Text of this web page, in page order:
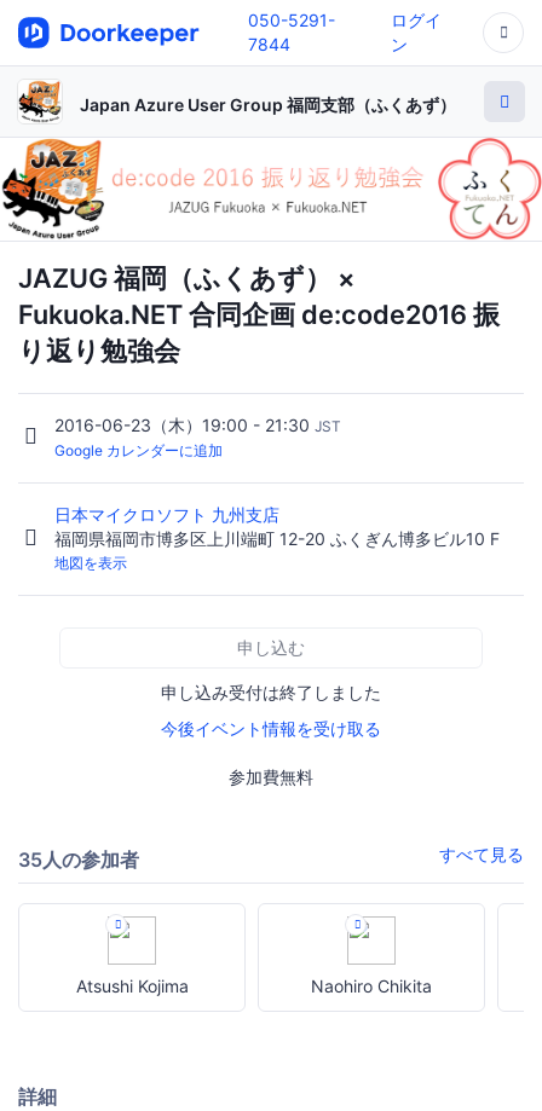
050-5291-
7844
ログイ
ン
Japan Azure User Group 福岡支部（ふくあず）
JAZUG 福岡（ふくあず） ×
Fukuoka.NET 合同企画 de:code2016 振
り返り勉強会
2016-06-23（木）19:00 - 21:30 JST
Google カレンダーに追加
日本マイクロソフト 九州支店
福岡県福岡市博多区上川端町 12-20 ふくぎん博多ビル10 F
地図を表示
申し込む
申し込み受付は終了しました
今後イベント情報を受け取る
参加費無料
35人の参加者 すべて見る
Atsushi Kojima Naohiro Chikita
詳細